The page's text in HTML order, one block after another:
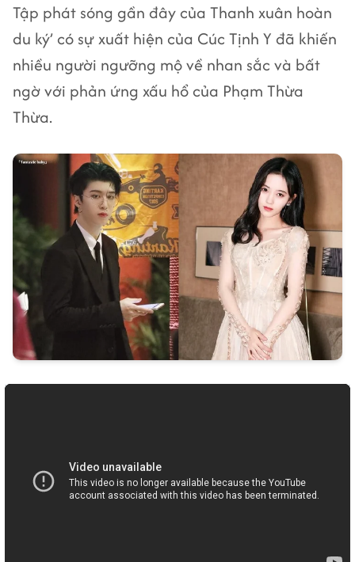
Tập phát sóng gần đây của Thanh xuân hoàn
du ký’ có sự xuất hiện của Cúc Tịnh Y đã khiến
nhiều người ngưỡng mộ về nhan sắc và bất
ngờ với phản ứng xấu hổ của Phạm Thừa
Thừa.